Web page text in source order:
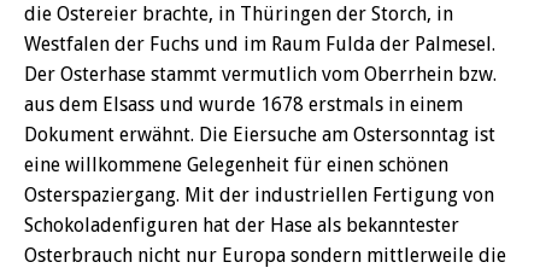
die Ostereier brachte, in Thüringen der Storch, in
Westfalen der Fuchs und im Raum Fulda der Palmesel.
Der Osterhase stammt vermutlich vom Oberrhein bzw.
aus dem Elsass und wurde 1678 erstmals in einem
Dokument erwähnt. Die Eiersuche am Ostersonntag ist
eine willkommene Gelegenheit für einen schönen
Osterspaziergang. Mit der industriellen Fertigung von
Schokoladenfiguren hat der Hase als bekanntester
Osterbrauch nicht nur Europa sondern mittlerweile die